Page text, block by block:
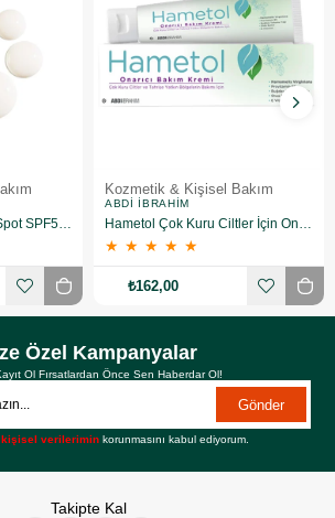
Bioderma Photoderm Spot SPF50+ 150 ml
Kozmetik & Kişisel Bakım
ABDI İBRAHIM
Hametol Çok Kuru Ciltler İçin Onarıcı Bakım Kremi 30 g
★ ★ ★ ★ ★
₺162,00
Özel Kampanyalar
Ol Fırsatlardan Önce Sen Haberdar Ol!
Gönder
kişisel verilerimin korunmasını kabul ediyorum.
Takipte Kal